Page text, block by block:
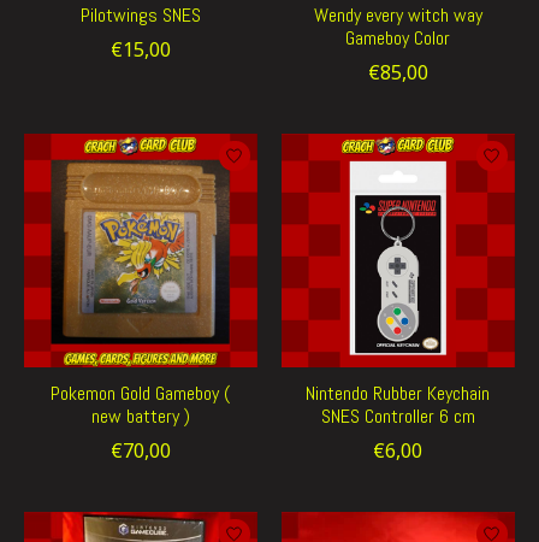
Pilotwings SNES
€15,00
Wendy every witch way
Gameboy Color
€85,00
Pokemon Gold Gameboy (
new battery )
€70,00
Nintendo Rubber Keychain
SNES Controller 6 cm
€6,00